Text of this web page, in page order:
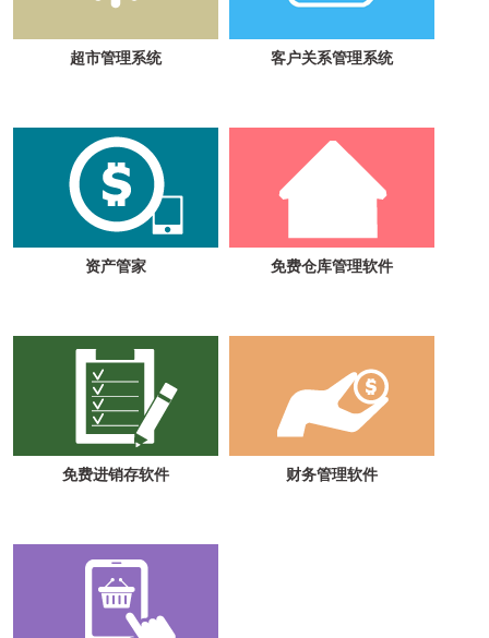
超市管理系统 客户关系管理系统
资产管家 免费仓库管理软件
免费进销存软件 财务管理软件